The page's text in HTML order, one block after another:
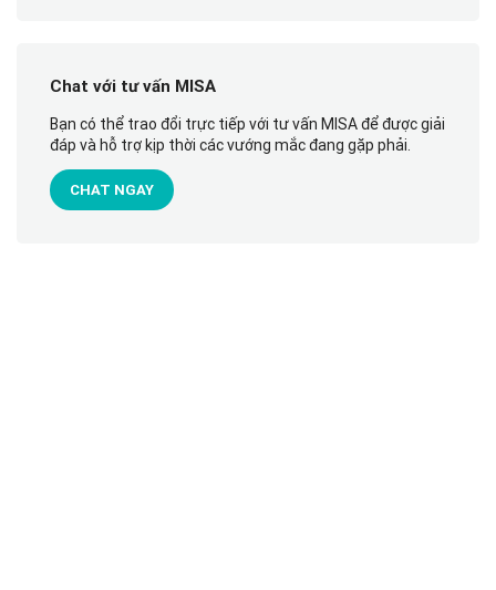
Chat với tư vấn MISA
Bạn có thể trao đổi trực tiếp với tư vấn MISA để được giải
đáp và hỗ trợ kịp thời các vướng mắc đang gặp phải.
CHAT NGAY